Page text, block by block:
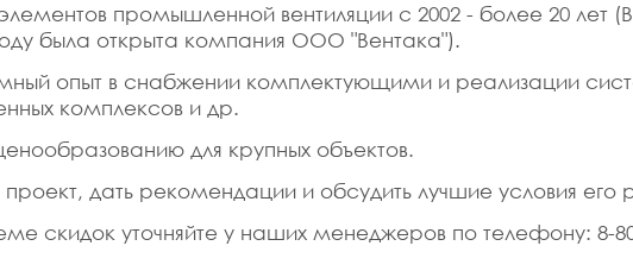
промышленной вентиляции с 2002 - более 20 лет
была открыта компания ООО "Вентака").
опыт в снабжении комплектующими и реализации
комплексов и др.
для крупных объектов.
дать рекомендации и обсудить лучшие условия его
скидок уточняйте у наших менеджеров по телефону: 8-